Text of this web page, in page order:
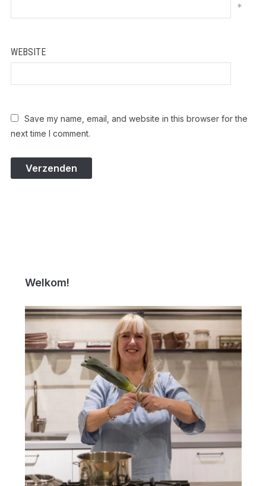
*
WEBSITE
Save my name, email, and website in this browser for the
next time I comment.
Welkom!